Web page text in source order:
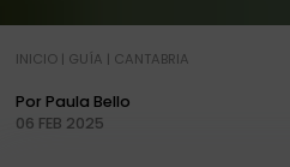
INICIO| GUÍA | CANTABRIA
Por Paula Bello
06 FEB 2025